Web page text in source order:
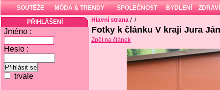
SOUTĚŽE MÓDA & TRENDY SPOLEČNOST BYDLENÍ ZDRAVÍ
PŘIHLÁŠENÍ
Jméno :
Heslo :
trvale
Hlavní strana / /
Fotky k článku V kraji Jura
Zpět na článek